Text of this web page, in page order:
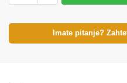
Imate pitanje?